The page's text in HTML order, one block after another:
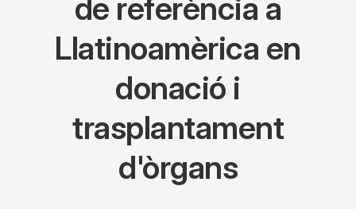
de referència a
Llatinoamèrica en
donació i
trasplantament
d'òrgans